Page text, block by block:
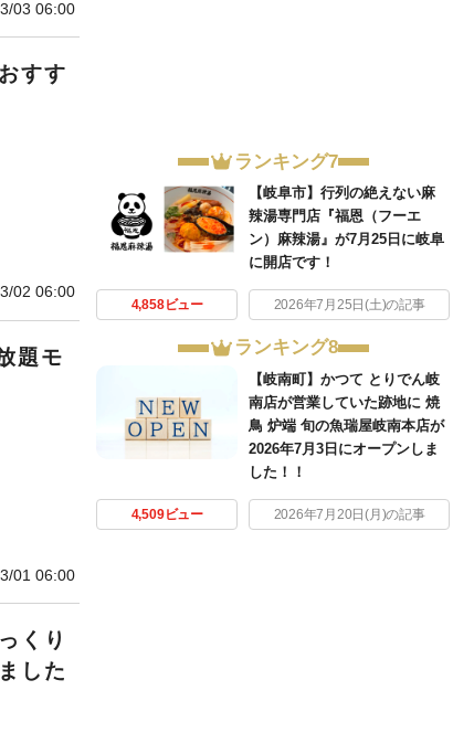
03 06:00
すす
02 06:00
題モ
01 06:00
くり
した
ランキング7
【岐阜市】行列の絶えない麻
辣湯専門店『福恩（フーエ
ン）麻辣湯』が7月25日に岐阜
に開店です！
4,858ビュー 2026年7月25日(土)の記事
ランキング8
【岐南町】かつて とりでん岐
南店が営業していた跡地に 焼
鳥 炉端 旬の魚瑞屋岐南本店が
2026年7月3日にオープンしま
した！！
4,509ビュー 2026年7月20日(月)の記事